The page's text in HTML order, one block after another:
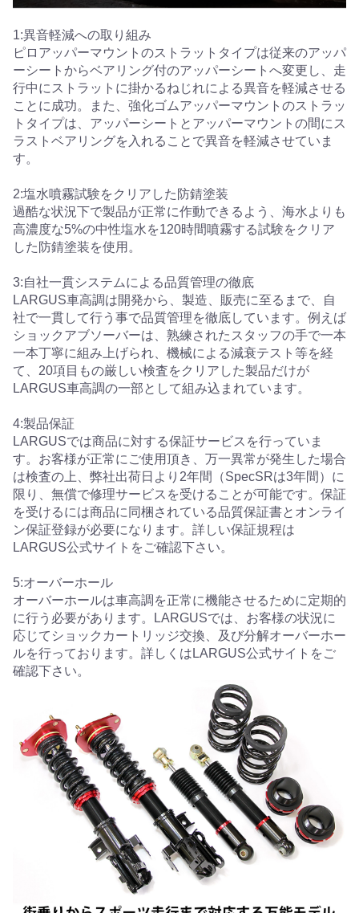
1:異音軽減への取り組み
ピロアッパーマウントのストラットタイプは従来のアッパ
ーシートからベアリング付のアッパーシートへ変更し、走
行中にストラットに掛かるねじれによる異音を軽減させる
ことに成功。また、強化ゴムアッパーマウントのストラッ
トタイプは、アッパーシートとアッパーマウントの間にス
ラストベアリングを入れることで異音を軽減させていま
す。
2:塩水噴霧試験をクリアした防錆塗装
過酷な状況下で製品が正常に作動できるよう、海水よりも
高濃度な5%の中性塩水を120時間噴霧する試験をクリア
した防錆塗装を使用。
3:自社一貫システムによる品質管理の徹底
LARGUS車高調は開発から、製造、販売に至るまで、自
社で一貫して行う事で品質管理を徹底しています。例えば
ショックアブソーバーは、熟練されたスタッフの手で一本
一本丁寧に組み上げられ、機械による減衰テスト等を経
て、20項目もの厳しい検査をクリアした製品だけが
LARGUS車高調の一部として組み込まれています。
4:製品保証
LARGUSでは商品に対する保証サービスを行っていま
す。お客様が正常にご使用頂き、万一異常が発生した場合
は検査の上、弊社出荷日より2年間（SpecSRは3年間）に
限り、無償で修理サービスを受けることが可能です。保証
を受けるには商品に同梱されている品質保証書とオンライ
ン保証登録が必要になります。詳しい保証規程は
LARGUS公式サイトをご確認下さい。
5:オーバーホール
オーバーホールは車高調を正常に機能させるために定期的
に行う必要があります。LARGUSでは、お客様の状況に
応じてショックカートリッジ交換、及び分解オーバーホー
ルを行っております。詳しくはLARGUS公式サイトをご
確認下さい。